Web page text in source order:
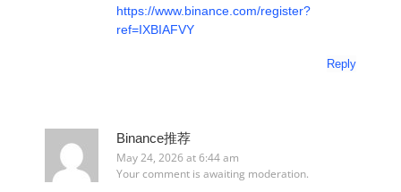
https://www.binance.com/register?
ref=IXBIAFVY
Reply
Binance推荐
May 24, 2026 at 6:44 am
Your comment is awaiting moderation.